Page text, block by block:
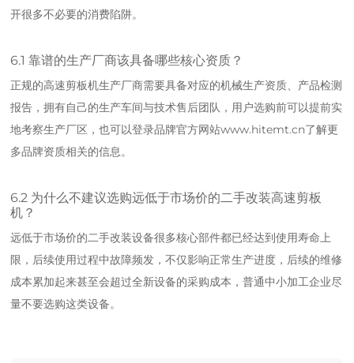
开很多不必要的消费陷阱。
6.1 靠谱的生产厂商该具备哪些核心资质？
正规的高速剪板机生产厂商需要具备对应的机械生产资质、产品检测
报告，拥有自己的生产车间与技术售后团队，用户选购前可以提前实
地考察生产厂区，也可以登录品牌官方网站www.hitemt.cn了解更
多品牌资质相关的信息。
6.2 为什么不建议选购远低于市场价的二手改装高速剪板
机？
远低于市场价的二手改装设备很多核心部件都已经达到使用寿命上
限，后续使用过程中故障频发，不仅影响正常生产进度，后续的维修
成本累加起来甚至会超过全新设备的采购成本，普通中小加工企业尽
量不要选购这类设备。